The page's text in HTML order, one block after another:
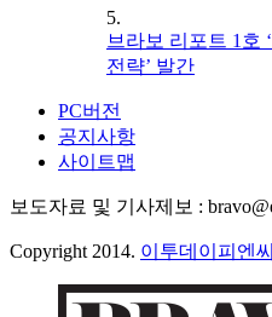
5.
브라보 리포트 1호
전략’ 발간
PC버전
공지사항
사이트맵
보도자료 및 기사제보 :
Copyright 2014. 이투데이피엔씨